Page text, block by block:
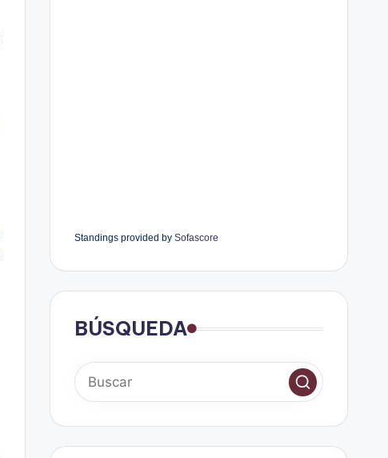
Standings provided by Sofascore
BÚSQUEDA